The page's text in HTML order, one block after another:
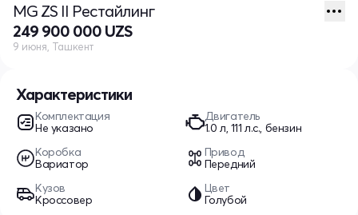
Характеристики
Комплектация
Не указано
Двигатель
1.0 л, 111 л.с., бензин
Коробка
Вариатор
Привод
Передний
Кузов
Кроссовер
Цвет
Голубой
MG ZS II Рестайлинг
249 900 000 UZS
9 июня, Ташкент